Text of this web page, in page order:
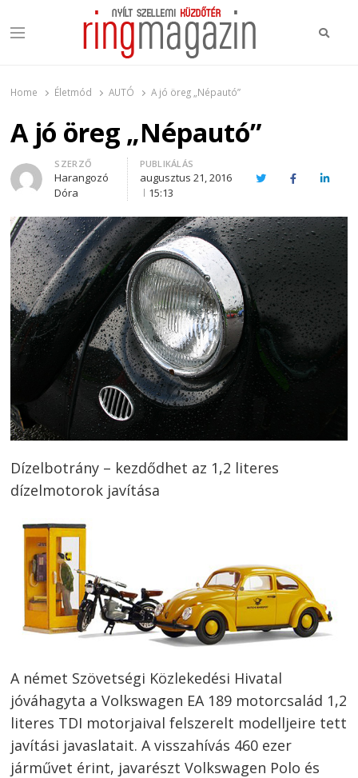
Menu
Home Életmód AUTÓ A jó öreg „Népautó”
A jó öreg „Népautó”
Author
SZERZŐ
Harangozó
Dóra
PUBLIKÁLÁS
augusztus 21, 2016
15:13
TwitterFacebook
Dízelbotrány – kezdődhet az 1,2 literes
dízelmotorok javítása
A német Szövetségi Közlekedési Hivatal
jóváhagyta a Volkswagen EA 189 motorcsalád 1,2
literes TDI motorjaival felszerelt modelljeire tett
javítási javaslatait. A visszahívás 460 ezer
járművet érint, javarészt Volkswagen Polo és